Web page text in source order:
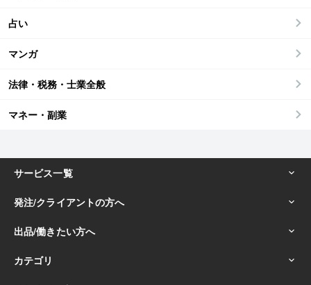
占い
マンガ
法律・税務・士業全般
マネー・副業